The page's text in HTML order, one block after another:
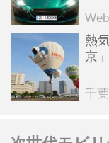
全
熱
京
ン
千